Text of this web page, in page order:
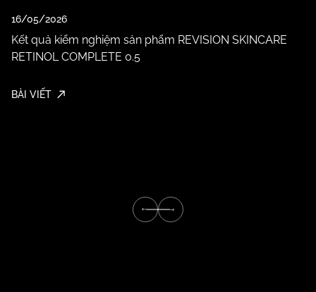
16/05/2026
Kết quả kiểm nghiệm sản phẩm REVISION SKINCARE
RETINOL COMPLETE 0.5
BÀI VIẾT